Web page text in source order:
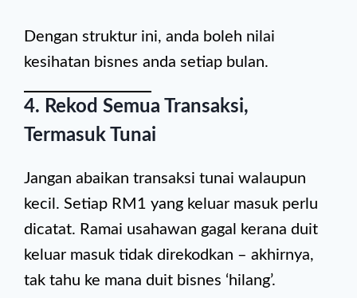
Dengan struktur ini, anda boleh nilai
kesihatan bisnes anda setiap bulan.
4. Rekod Semua Transaksi,
Termasuk Tunai
Jangan abaikan transaksi tunai walaupun
kecil. Setiap RM1 yang keluar masuk perlu
dicatat. Ramai usahawan gagal kerana duit
keluar masuk tidak direkodkan – akhirnya,
tak tahu ke mana duit bisnes ‘hilang’.